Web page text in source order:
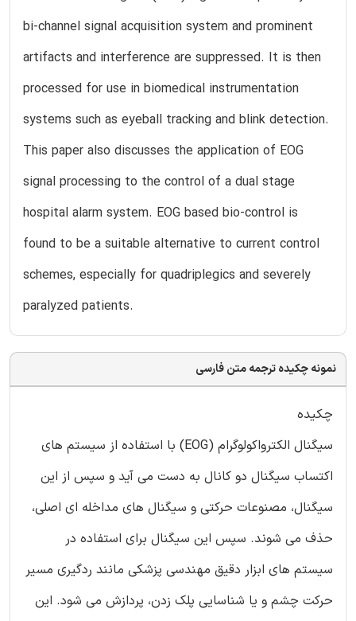
bi-channel signal acquisition system and prominent
artifacts and interference are suppressed. It is then
processed for use in biomedical instrumentation
systems such as eyeball tracking and blink detection.
This paper also discusses the application of EOG
signal processing to the control of a dual stage
hospital alarm system. EOG based bio-control is
found to be a suitable alternative to current control
schemes, especially for quadriplegics and severely
paralyzed patients.
نمونه چکیده ترجمه متن فارسی
چکیده
سیگنال الکترواکولوگرام (EOG) با استفاده از سیستم های
اکتساب سیگنال دو کانال به دست می آید و سپس از این
سیگنال، مصنوعات حرکتی و سیگنال های مداخله ای اصلی،
حذف می شوند. سپس این سیگنال برای استفاده در
سیستم های ابزار دقیق مهندسی پزشکی مانند ردگیری مسیر
حرکت چشم و یا شناسایی پلک زدن، پردازش می شود. این